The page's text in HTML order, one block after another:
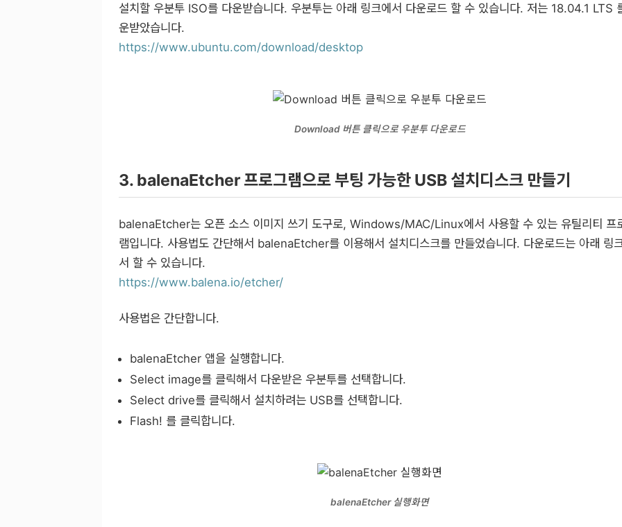
설치할 우분투 ISO를 다운받습니다. 우분투는 아래 링크에서 다운로드 할 수 있습니다. 저는 18.04.1 LTS
운받았습니다.
https://www.ubuntu.com/download/desktop
Download 버튼 클릭으로 우분투 다운로드
3. balenaEtcher 프로그램으로 부팅 가능한 USB 설치디스크 만들기
balenaEtcher는 오픈 소스 이미지 쓰기 도구로, Windows/MAC/Linux에서 사용할 수 있는 유틸리티 프
램입니다. 사용법도 간단해서 balenaEtcher를 이용해서 설치디스크를 만들었습니다. 다운로드는 아래 링
서 할 수 있습니다.
https://www.balena.io/etcher/
사용법은 간단합니다.
balenaEtcher 앱을 실행합니다.
Select image를 클릭해서 다운받은 우분투를 선택합니다.
Select drive를 클릭해서 설치하려는 USB를 선택합니다.
Flash! 를 클릭합니다.
balenaEtcher 실행화면